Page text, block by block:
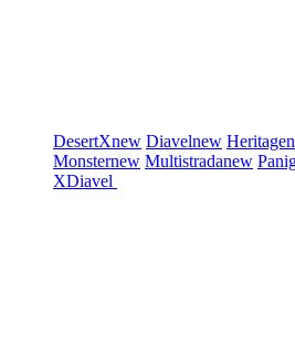
DesertXnew Diavelnew Heritage
Monsternew Multistradanew
XDiavel